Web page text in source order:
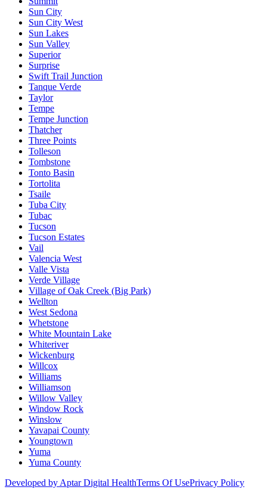
Sun City
Sun City West
Sun Lakes
Sun Valley
Superior
Surprise
Swift Trail Junction
Tanque Verde
Taylor
Tempe
Tempe Junction
Thatcher
Three Points
Tolleson
Tombstone
Tonto Basin
Tortolita
Tsaile
Tuba City
Tubac
Tucson
Tucson Estates
Vail
Valencia West
Valle Vista
Verde Village
Village of Oak Creek (Big Park)
Wellton
West Sedona
Whetstone
White Mountain Lake
Whiteriver
Wickenburg
Willcox
Williams
Williamson
Willow Valley
Window Rock
Winslow
Yavapai County
Youngtown
Yuma
Yuma County
Developed by Aptar Digital HealthTerms Of UsePrivacy Policy